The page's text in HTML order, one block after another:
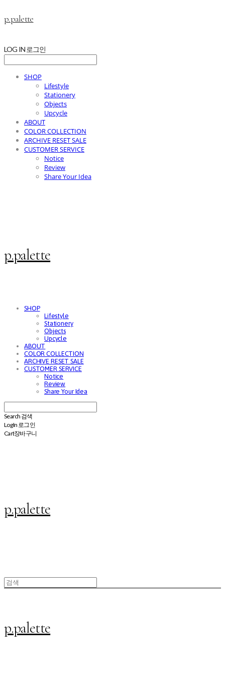
p.palette
LOG IN 로그인
SHOP
Lifestyle
Stationery
Objects
Upcycle
ABOUT
COLOR COLLECTION
ARCHIVE RESET SALE
CUSTOMER SERVICE
Notice
Review
Share Your Idea
p.palette
SHOP
Lifestyle
Stationery
Objects
Upcycle
ABOUT
COLOR COLLECTION
ARCHIVE RESET SALE
CUSTOMER SERVICE
Notice
Review
Share Your Idea
Search 검색
Log In 로그인
Cart장바구니
p.palette
p.palette